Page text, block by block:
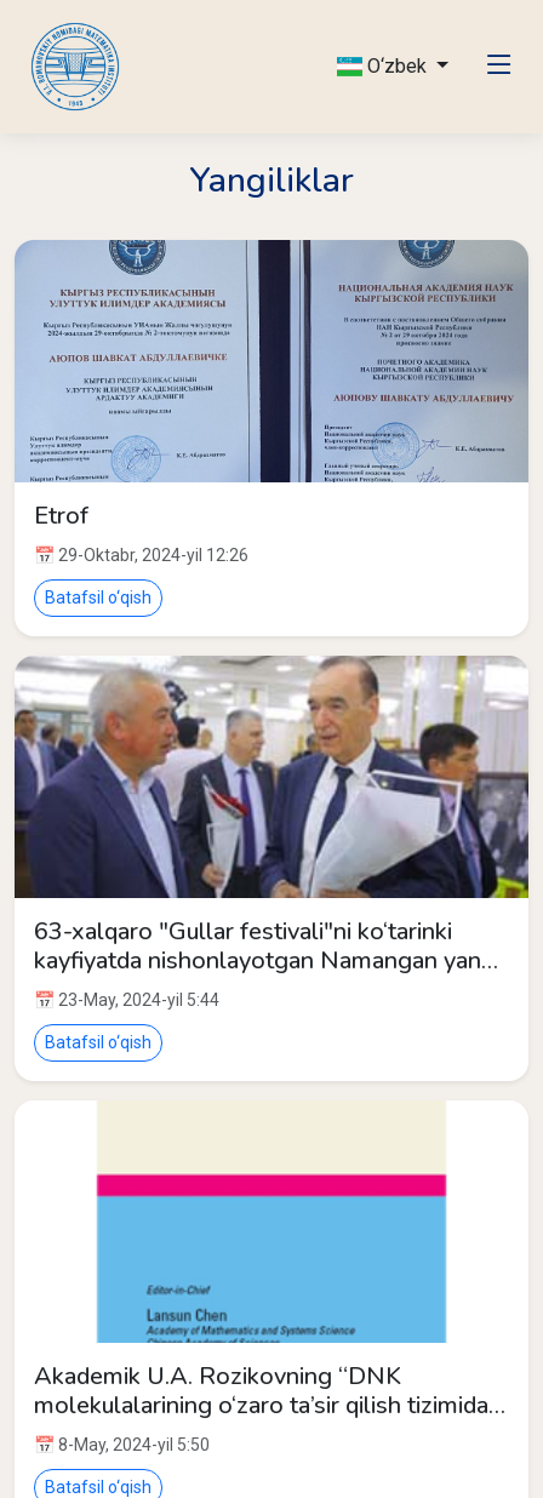
O‘zbek
Yangiliklar
Etrof
📅 29-Oktabr, 2024-yil 12:26
Batafsil o‘qish
63-xalqaro "Gullar festivali"ni ko‘tarinki
kayfiyatda nishonlayotgan Namangan yana
bir nufuzli anjumanga mezbonlik qilmoqda
📅 23-May, 2024-yil 5:44
Batafsil o‘qish
Akademik U.A. Rozikovning “DNK
molekulalarining o‘zaro ta’sir qilish tizimida
pufakchalar birikishi” maqolasi
“Biomathematics” jurnalida chop etildi.
📅 8-May, 2024-yil 5:50
Batafsil o‘qish